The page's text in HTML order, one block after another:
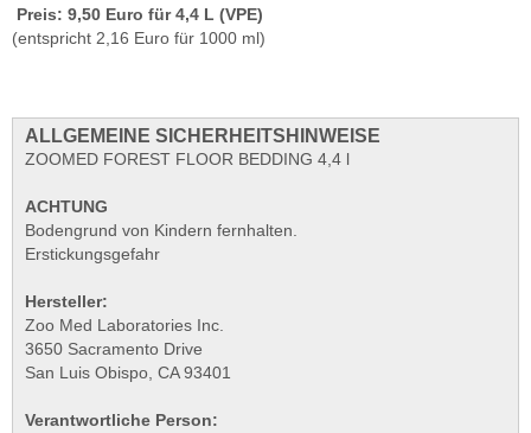
Preis: 9,50 Euro für 4,4 L (VPE)
(entspricht 2,16 Euro für 1000 ml)
ALLGEMEINE SICHERHEITSHINWEISE
ZOOMED FOREST FLOOR BEDDING 4,4 l
ACHTUNG
Bodengrund von Kindern fernhalten.
Erstickungsgefahr
Hersteller:
Zoo Med Laboratories Inc.
3650 Sacramento Drive
San Luis Obispo, CA 93401
Verantwortliche Person: